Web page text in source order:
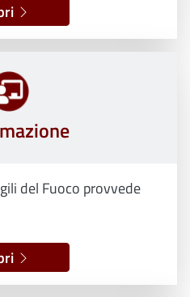
del Fuoco provvede